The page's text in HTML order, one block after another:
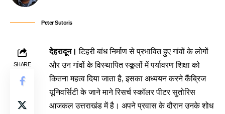
Peter Sutoris
SHARE
देहरादून।टिहरी बांध निर्माण से प्रभावित हुए गांवों के लोगों
और उन गांवों के विस्थापित स्कूलों में पर्यावरण शिक्षा को
कितना महत्व दिया जाता है, इसका अध्ययन करने कैंब्रिज
यूनिवर्सिटी के जाने माने रिसर्च स्कॉलर पीटर सुतोरिस
आजकल उत्तराखंड में है। अपने प्रवास के दौरान उनके शोध